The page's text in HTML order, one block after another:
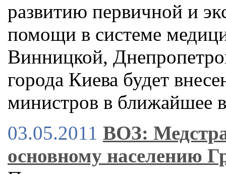
развитию первичной и
помощи в системе
Винницкой,
города Киева будет
министров в ближайшее
03.05.2011 ВОЗ:
основному населению